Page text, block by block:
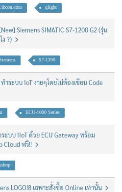
qlight
Siemens SIMATIC S7-1200 G2 (รุ่น
ง ?)
S7-1200
ำระบบ IoT ง่ายๆโดยไม่ต้องเขียน Code
ECU-1000 Series
ะบบ IIoT ด้วย ECU Gateway พร้อม
Cloud ฟรี!!
LOGO!8 เฉพาะสั่งซื้อ Online เท่านั้น